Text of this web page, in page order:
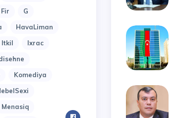
Fir
G
HavaLiman
Itkil
Ixrac
Komediya
Menasiq